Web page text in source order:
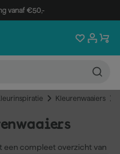
vanaf €50,-
Kleurenwaaiers
een compleet overzicht van